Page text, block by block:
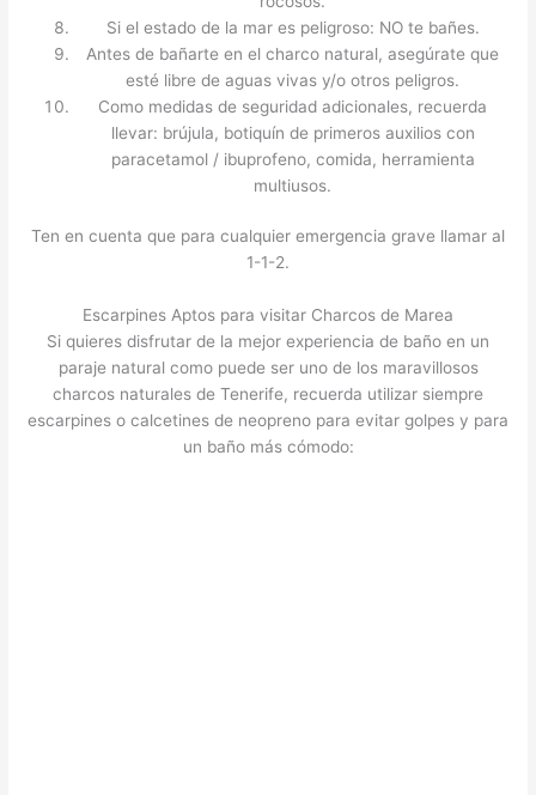
Si el estado de la mar es peligroso: NO te bañes.
Antes de bañarte en el charco natural, asegúrate que
esté libre de aguas vivas y/o otros peligros.
Como medidas de seguridad adicionales, recuerda
llevar: brújula, botiquín de primeros auxilios con
paracetamol / ibuprofeno, comida, herramienta
multiusos.
Ten en cuenta que para cualquier emergencia grave llamar al
1-1-2.
Escarpines Aptos para visitar Charcos de Marea
Si quieres disfrutar de la mejor experiencia de baño en un
paraje natural como puede ser uno de los maravillosos
charcos naturales de Tenerife, recuerda utilizar siempre
escarpines o calcetines de neopreno para evitar golpes y para
un baño más cómodo: